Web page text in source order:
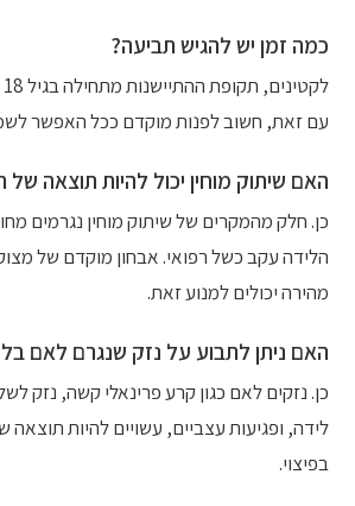
כמה זמן יש להגיש תביעה?
עם זאת, חשוב לפנות מוקדם ככל האפשר
האם שיתוק מוחין יכול להיות תוצאה של
כן. חלק מהמקרים של שיתוק מוחין נגרמים
הלידה עקב כשל רפואי. אבחון מוקדם של
מהירה יכולים למנוע זאת.
האם ניתן לתבוע על נזק שנגרם לאם
כן. נזקים לאם כגון קרע פרינאלי קשה, נזק
לידה, ופגיעות עצביים, עשויים להיות תוצאה
בפיצוי.